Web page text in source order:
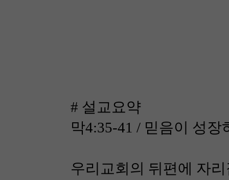
# 설교요약
막4:35-41 / 믿음이 성
우리교회의 뒤편에 자